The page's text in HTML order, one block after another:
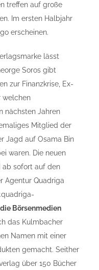
treffen auf große
Im ersten Halbjahr
erscheinen.
lässt
Soros gibt
zur Finanzkrise, Ex-
welchen
nächsten Jahren
Mitglied der
Jagd auf Osama Bin
waren. Die neuen
ab sofort auf den
Agentur Quadriga
Börsenmedien
das Kulmbacher
Namen mit einer
gemacht. Seither
über 150 Bücher